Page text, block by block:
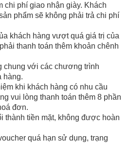
chi phí giao nhận giày. Khách
phẩm sẽ không phải trả chi phí
khách hàng vượt quá giá trị của
thanh toán thêm khoản chênh
chung với các chương trình
hàng.
khi khách hàng có nhu cầu
vui lòng thanh toán thêm 8 phần
đơn.
thành tiền mặt, không được hoàn
quá hạn sử dụng, trạng